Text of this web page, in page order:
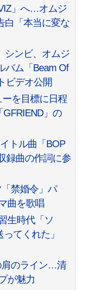
」へ…オムジ
白「本当に変な
シンビ、オムジ
バム「Beam Of
ビデオ公開
ーを目標に日程
」の
トル曲「BOP
録曲の作詞に参
「禁婚令」パ
曲を歌唱
生時代「ソ
てくれた」
肩のライン…清
が魅力